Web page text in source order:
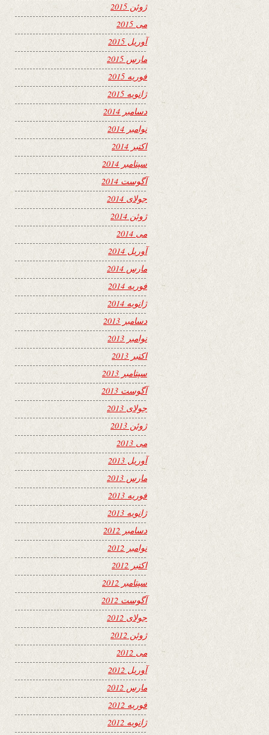
ژوئن 2015
می 2015
آوریل 2015
مارس 2015
فوریه 2015
ژانویه 2015
دسامبر 2014
نوامبر 2014
اکتبر 2014
سپتامبر 2014
آگوست 2014
جولای 2014
ژوئن 2014
می 2014
آوریل 2014
مارس 2014
فوریه 2014
ژانویه 2014
دسامبر 2013
نوامبر 2013
اکتبر 2013
سپتامبر 2013
آگوست 2013
جولای 2013
ژوئن 2013
می 2013
آوریل 2013
مارس 2013
فوریه 2013
ژانویه 2013
دسامبر 2012
نوامبر 2012
اکتبر 2012
سپتامبر 2012
آگوست 2012
جولای 2012
ژوئن 2012
می 2012
آوریل 2012
مارس 2012
فوریه 2012
ژانویه 2012